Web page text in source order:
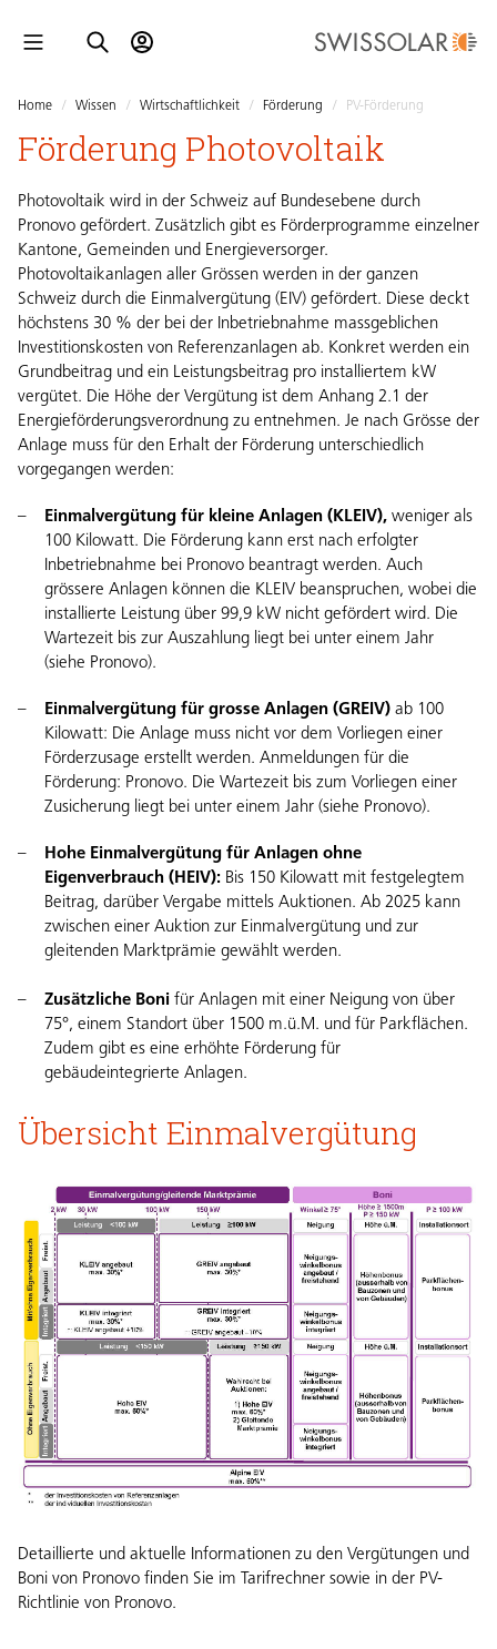
Home / Wissen / Wirtschaftlichkeit / Förderung / PV-Förderung
Förderung Photovoltaik
Photovoltaik wird in der Schweiz auf Bundesebene durch
Pronovo gefördert. Zusätzlich gibt es Förderprogramme einzelner
Kantone, Gemeinden und Energieversorger.
Photovoltaikanlagen aller Grössen werden in der ganzen
Schweiz durch die Einmalvergütung (EIV) gefördert. Diese deckt
höchstens 30 % der bei der Inbetriebnahme massgeblichen
Investitionskosten von Referenzanlagen ab. Konkret werden ein
Grundbeitrag und ein Leistungsbeitrag pro installiertem kW
vergütet. Die Höhe der Vergütung ist dem Anhang 2.1 der
Energieförderungsverordnung zu entnehmen. Je nach Grösse der
Anlage muss für den Erhalt der Förderung unterschiedlich
vorgegangen werden:
Einmalvergütung für kleine Anlagen (KLEIV), weniger als
100 Kilowatt. Die Förderung kann erst nach erfolgter
Inbetriebnahme bei Pronovo beantragt werden. Auch
grössere Anlagen können die KLEIV beanspruchen, wobei die
installierte Leistung über 99,9 kW nicht gefördert wird. Die
Wartezeit bis zur Auszahlung liegt bei unter einem Jahr
(siehe Pronovo).
Einmalvergütung für grosse Anlagen (GREIV) ab 100
Kilowatt: Die Anlage muss nicht vor dem Vorliegen einer
Förderzusage erstellt werden. Anmeldungen für die
Förderung: Pronovo. Die Wartezeit bis zum Vorliegen einer
Zusicherung liegt bei unter einem Jahr (siehe Pronovo).
Hohe Einmalvergütung für Anlagen ohne
Eigenverbrauch (HEIV): Bis 150 Kilowatt mit festgelegtem
Beitrag, darüber Vergabe mittels Auktionen. Ab 2025 kann
zwischen einer Auktion zur Einmalvergütung und zur
gleitenden Marktprämie gewählt werden.
Zusätzliche Boni für Anlagen mit einer Neigung von über
75°, einem Standort über 1500 m.ü.M. und für Parkflächen.
Zudem gibt es eine erhöhte Förderung für
gebäudeintegrierte Anlagen.
Übersicht Einmalvergütung
Detaillierte und aktuelle Informationen zu den Vergütungen und
Boni von Pronovo finden Sie im Tarifrechner sowie in der PV-
Richtlinie von Pronovo.